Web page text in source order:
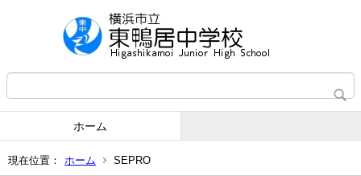
ホーム
現在位置： ホーム SEPRO